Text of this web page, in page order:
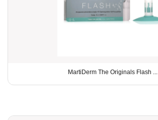
MartiDerm The Originals Flash ...